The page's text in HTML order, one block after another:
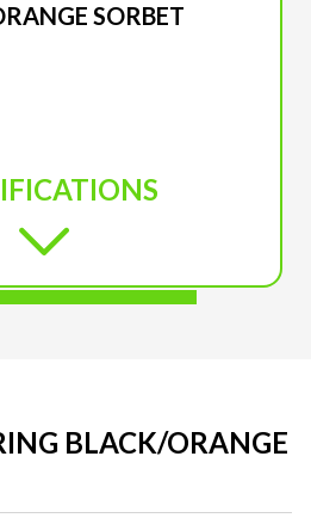
SORBET
BLACK/ORANGE